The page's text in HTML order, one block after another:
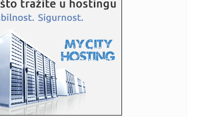
15:06: Partizan ga se rešio – sada bi mogao kod Marka Nikolića
15:04:
15:02:Harakiri For the Sky – Ljubljana – Kino Šiška, Ljubljana ...
15:00:Мањак овог витамина може да ослаби ...
15:01:Pet novih filmova na "Netflixu" koji će obilježiti kraj ljeta (...